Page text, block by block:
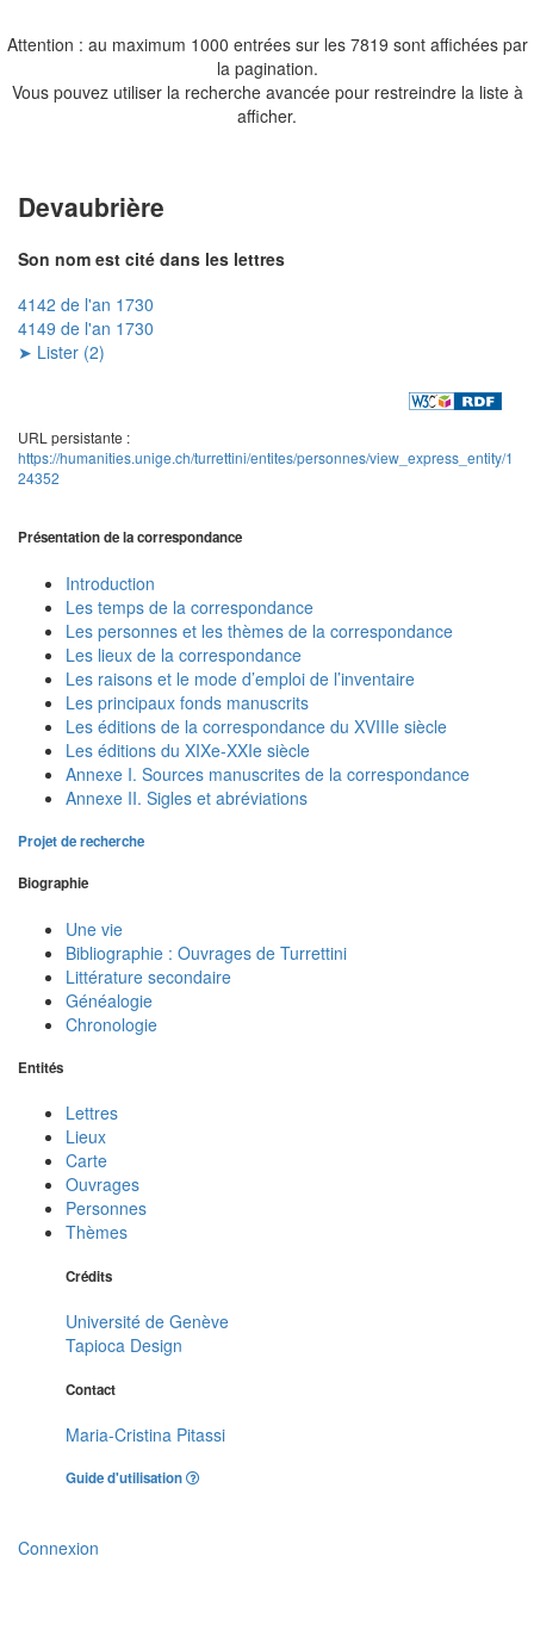
Attention : au maximum 1000 entrées sur les 7819 sont affichées par
la pagination.
Vous pouvez utiliser la recherche avancée pour restreindre la liste à
afficher.
Devaubrière
Son nom est cité dans les lettres
4142 de l'an 1730
4149 de l'an 1730
➤ Lister (2)
URL persistante :
https://humanities.unige.ch/turrettini/entites/personnes/view_express_entity/1
24352
Présentation de la correspondance
Introduction
Les temps de la correspondance
Les personnes et les thèmes de la correspondance
Les lieux de la correspondance
Les raisons et le mode d’emploi de l’inventaire
Les principaux fonds manuscrits
Les éditions de la correspondance du XVIIIe siècle
Les éditions du XIXe-XXIe siècle
Annexe I. Sources manuscrites de la correspondance
Annexe II. Sigles et abréviations
Projet de recherche
Biographie
Une vie
Bibliographie : Ouvrages de Turrettini
Littérature secondaire
Généalogie
Chronologie
Entités
Lettres
Lieux
Carte
Ouvrages
Personnes
Thèmes
Crédits
Université de Genève
Tapioca Design
Contact
Maria-Cristina Pitassi
Guide d'utilisation
Connexion